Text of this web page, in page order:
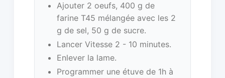
Ajouter 2 oeufs, 400 g de
farine T45 mélangée avec les 2
g de sel, 50 g de sucre.
Lancer Vitesse 2 - 10 minutes.
Enlever la lame.
Programmer une étuve de 1h à